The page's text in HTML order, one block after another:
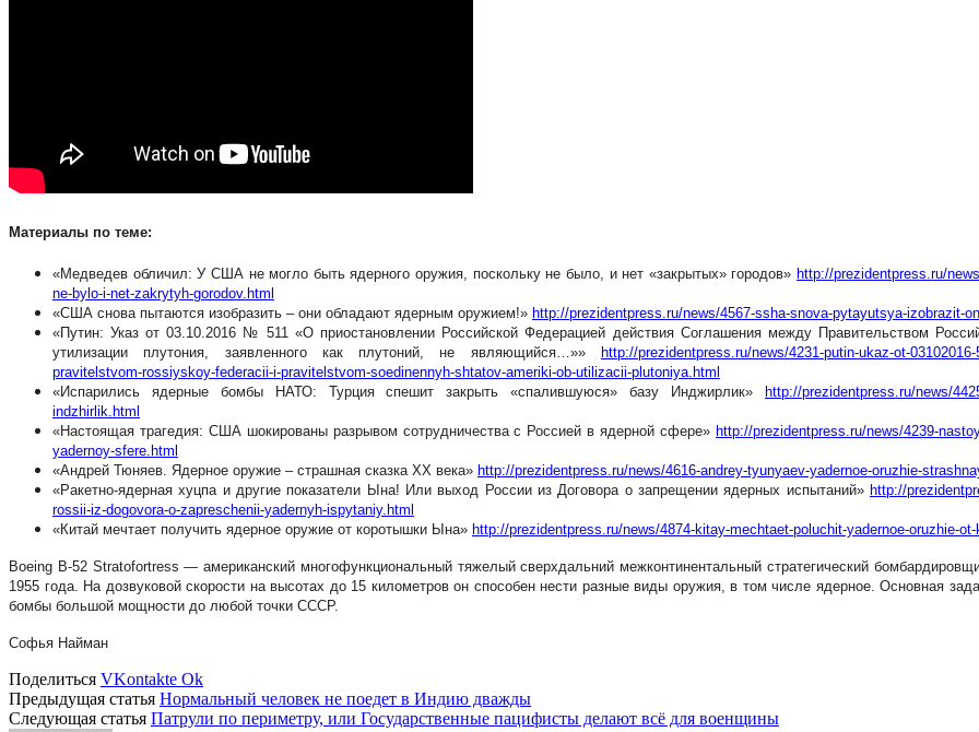
Материалы по теме:
«Медведев обличил: У США не могло быть ядерного оружия, поскольку не было, и нет «закрытых» городов» http://prezidentpress.ru/
ne-bylo-i-net-zakrytyh-gorodov.html
«США снова пытаются изобразить – они обладают ядерным оружием!» http://prezidentpress.ru/news/4567-ssha-snova-pytayutsya-izobrazit-
«Путин: Указ от 03.10.2016 № 511 «О приостановлении Российской Федерацией действия Соглашения между Правительством
утилизации плутония, заявленного как плутоний, не являющийся…»» http://prezidentpress.ru/news/4231-putin-ukaz-ot-
pravitelstvom-rossiyskoy-federacii-i-pravitelstvom-soedinennyh-shtatov-ameriki-ob-utilizacii-plutoniya.html
«Испарились ядерные бомбы НАТО: Турция спешит закрыть «спалившуюся» базу Инджирлик» http://prezidentpress.ru/news/
indzhirlik.html
«Настоящая трагедия: США шокированы разрывом сотрудничества с Россией в ядерной сфере» http://prezidentpress.ru/news/4239-
yadernoy-sfere.html
«Андрей Тюняев. Ядерное оружие – страшная сказка XX века» http://prezidentpress.ru/news/4616-andrey-tyunyaev-yadernoe-oruzhie-
«Ракетно-ядерная хуцпа и другие показатели Ына! Или выход России из Договора о запрещении ядерных испытаний» http://
rossii-iz-dogovora-o-zapreschenii-yadernyh-ispytaniy.html
«Китай мечтает получить ядерное оружие от коротышки Ына» http://prezidentpress.ru/news/4874-kitay-mechtaet-poluchit-yadernoe-oruzhie-
Boeing B-52 Stratofortress — американский многофункциональный тяжелый сверхдальний межконтинентальный стратегический
1955 года. На дозвуковой скорости на высотах до 15 километров он способен нести разные виды оружия, в том числе ядерное. Основная
бомбы большой мощности до любой точки СССР.
Софья Найман
Поделиться VKontakte Ok
Предыдущая статья Нормальный человек не поедет в Индию дважды
Следующая статья Патрули по периметру, или Государственные пацифисты делают всё для военщины